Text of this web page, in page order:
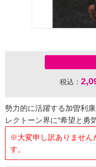
税込：
勢力的に活躍する加曽利
レクトーン界に“希望と勇
※大変申し訳ありません
す。